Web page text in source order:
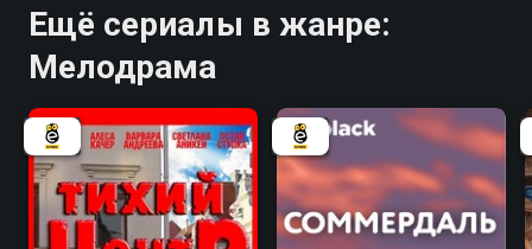
Ещё сериалы в жанре:
Мелодрама